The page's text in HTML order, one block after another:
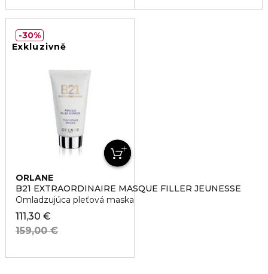
Exkluzivně
ORLANE
B21 EXTRAORDINAIRE MASQUE FILLER JEUNESSE
Omladzujúca pleťová maska
111,30 €
159,00 €
30%